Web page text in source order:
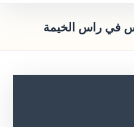
في راس الخيمة